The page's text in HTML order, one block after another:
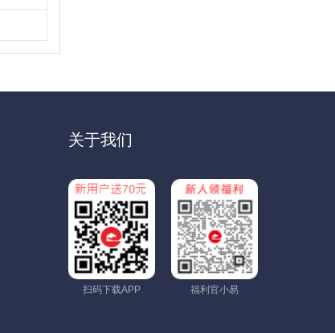
关于我们
扫码下载APP 福利官小易